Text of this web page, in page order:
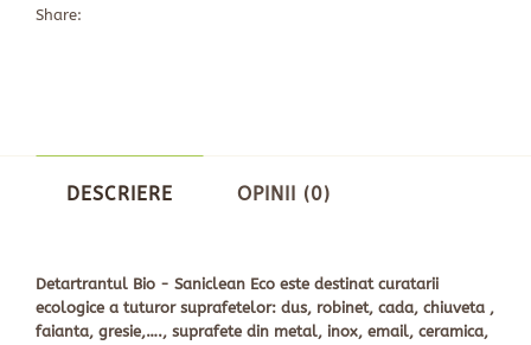
Share:
DESCRIERE OPINII (0)
Detartrantul Bio - Saniclean Eco este destinat curatarii
ecologice a tuturor suprafetelor: dus, robinet, cada, chiuveta ,
faianta, gresie,…., suprafete din metal, inox, email, ceramica,